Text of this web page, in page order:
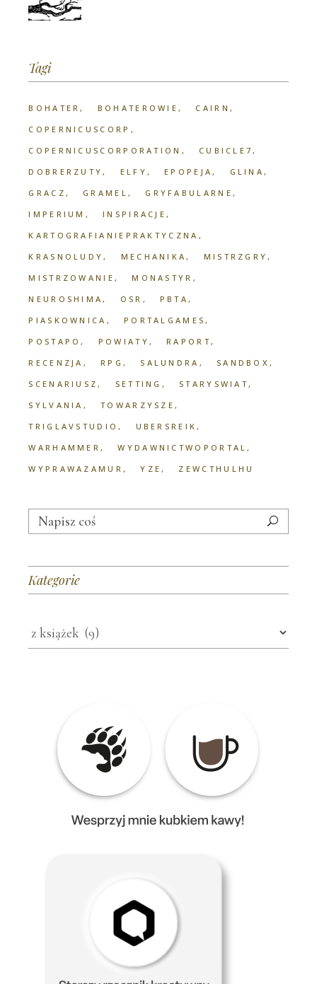
Tagi
BOHATER BOHATEROWIE
CAIRN
COPERNICUSCORP
COPERNICUSCORPORATION
CUBICLE7
DOBRERZUTY
ELFY EPOPEJA
GLINA
GRACZ
GRAMEL
GRYFABULARNE
IMPERIUM
INSPIRACJE
KARTOGRAFIANIEPRAKTYCZNA
KRASNOLUDY
MECHANIKA
MISTRZGRY
MISTRZOWANIE
MONASTYR
NEUROSHIMA
OSR
PBTA
PIASKOWNICA
PORTALGAMES
POSTAPO
POWIATY
RAPORT
RECENZJA
RPG SALUNDRA
SANDBOX
SCENARIUSZ
SETTING
STARYSWIAT
SYLVANIA
TOWARZYSZE
TRIGLAVSTUDIO
UBERSREIK
WARHAMMER
WYDAWNICTWOPORTAL
WYPRAWAZAMUR
YZE ZEWCTHULHU
Search
for:
Kategorie